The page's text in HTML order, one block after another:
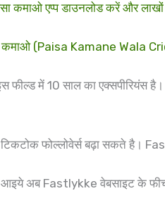
एप्प डाउनलोड करें और लाखों
कमाओ (Paisa Kamane Wala
में 10 साल का एक्सपीरियंस
फोल्लोवेर्स बढ़ा सकते है।
आइये अब Fastlykke वेबसाइट के